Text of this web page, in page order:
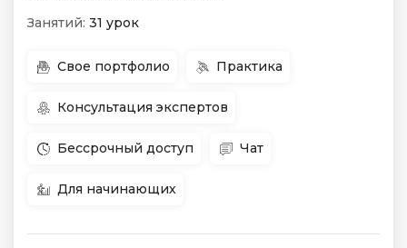
Занятий: 31 урок
Свое портфолио Практика
Консультация экспертов
Бессрочный доступ Чат
Для начинающих